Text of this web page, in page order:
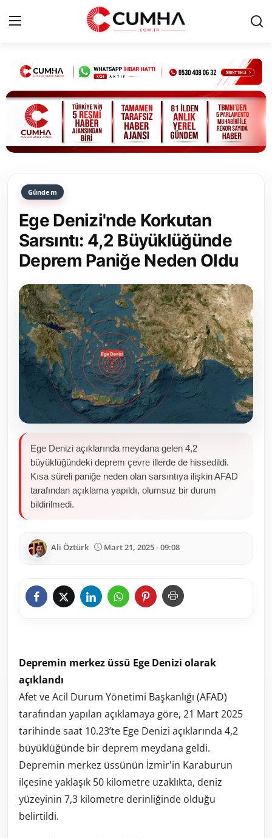
Kurumsal
Cumhurbaşkanlığı
Bakanlıklar
Siyasi Partiler
Yerel Yönetimler
Mülki İdare
Toplum ve Yaşam
Sivil Toplum Kuruluşları
Kamu Kurumları ve Üst Kurullar
Resmi Reklamlar
Gündem
Ege Denizi'nde Korkutan
Sarsıntı: 4,2 Büyüklüğünde
Deprem Paniğe Neden Oldu
Ege Denizi açıklarında meydana gelen 4,2
büyüklüğündeki deprem çevre illerde de hissedildi.
Kısa süreli paniğe neden olan sarsıntıya ilişkin AFAD
tarafından açıklama yapıldı, olumsuz bir durum
bildirilmedi.
Ali Öztürk Mart 21, 2025 - 09:08
Depremin merkez üssü Ege Denizi olarak
açıklandı
Afet ve Acil Durum Yönetimi Başkanlığı (AFAD)
tarafından yapılan açıklamaya göre, 21 Mart 2025
tarihinde saat 10.23’te Ege Denizi açıklarında 4,2
büyüklüğünde bir deprem meydana geldi.
Depremin merkez üssünün İzmir'in Karaburun
ilçesine yaklaşık 50 kilometre uzaklıkta, deniz
yüzeyinin 7,3 kilometre derinliğinde olduğu
belirtildi.